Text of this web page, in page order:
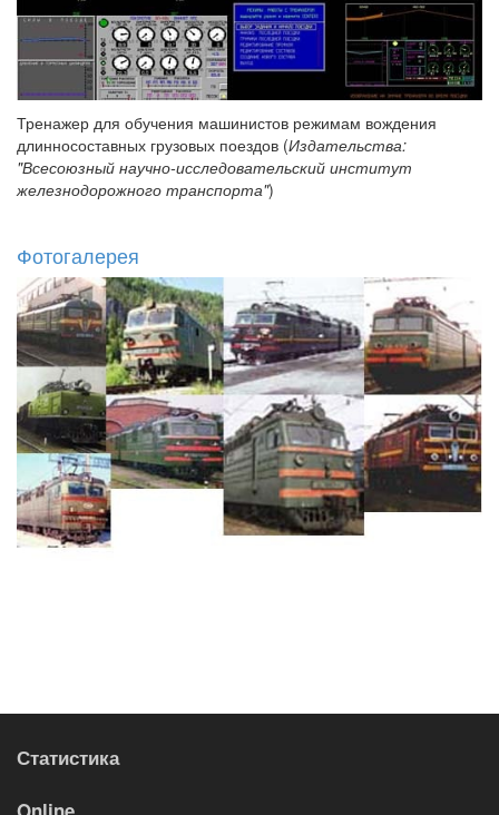
Тренажер для обучения машинистов режимам вождения
длинносоставных грузовых поездов (Издательства:
"Всесоюзный научно-исследовательский институт
железнодорожного транспорта")
Фотогалерея
Статистика